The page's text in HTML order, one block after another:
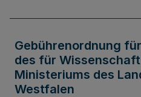
Gebührenordnung
des für
Ministeriums des
Westfalen